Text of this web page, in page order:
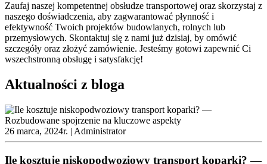
Zaufaj naszej kompetentnej obsłudze transportowej oraz skorzystaj z
naszego doświadczenia, aby zagwarantować płynność i
efektywność Twoich projektów budowlanych, rolnych lub
przemysłowych. Skontaktuj się z nami już dzisiaj, by omówić
szczegóły oraz złożyć zamówienie. Jesteśmy gotowi zapewnić Ci
wszechstronną obsługę i satysfakcję!
Aktualności z bloga
26 marca, 2024r. | Administrator
Ile kosztuje niskopodwoziowy transport koparki? —